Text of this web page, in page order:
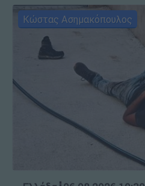
Κώστας Ασημακόπουλος